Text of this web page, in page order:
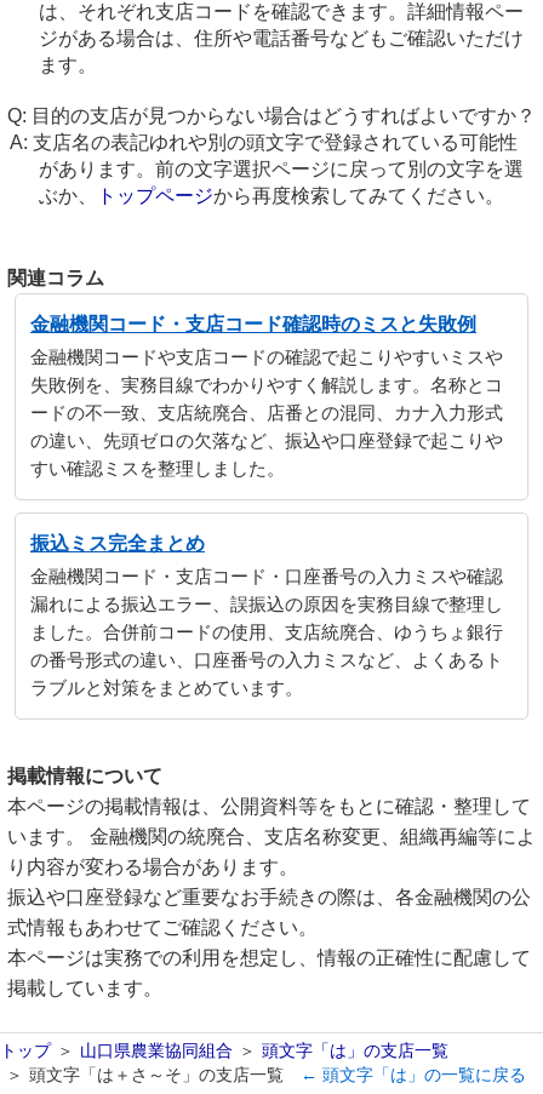
は、それぞれ支店コードを確認できます。詳細情報ペー
ジがある場合は、住所や電話番号などもご確認いただけ
ます。
目的の支店が見つからない場合はどうすればよいですか？
支店名の表記ゆれや別の頭文字で登録されている可能性
があります。前の文字選択ページに戻って別の文字を選
ぶか、
トップページから再度検索してみてください。
関連コラム
金融機関コード・支店コード確認時のミスと失敗例
金融機関コードや支店コードの確認で起こりやすいミスや
失敗例を、実務目線でわかりやすく解説します。名称とコ
ードの不一致、支店統廃合、店番との混同、カナ入力形式
の違い、先頭ゼロの欠落など、振込や口座登録で起こりや
すい確認ミスを整理しました。
振込ミス完全まとめ
金融機関コード・支店コード・口座番号の入力ミスや確認
漏れによる振込エラー、誤振込の原因を実務目線で整理し
ました。合併前コードの使用、支店統廃合、ゆうちょ銀行
の番号形式の違い、口座番号の入力ミスなど、よくあるト
ラブルと対策をまとめています。
掲載情報について
本ページの掲載情報は、公開資料等をもとに確認・整理して
います。 金融機関の統廃合、支店名称変更、組織再編等によ
り内容が変わる場合があります。
振込や口座登録など重要なお手続きの際は、各金融機関の公
式情報もあわせてご確認ください。
本ページは実務での利用を想定し、情報の正確性に配慮して
掲載しています。
トップ 山口県農業協同組合
頭文字「は」の支店一覧
頭文字「は＋さ～そ」の支店一覧
← 頭文字「は」の一覧に戻る